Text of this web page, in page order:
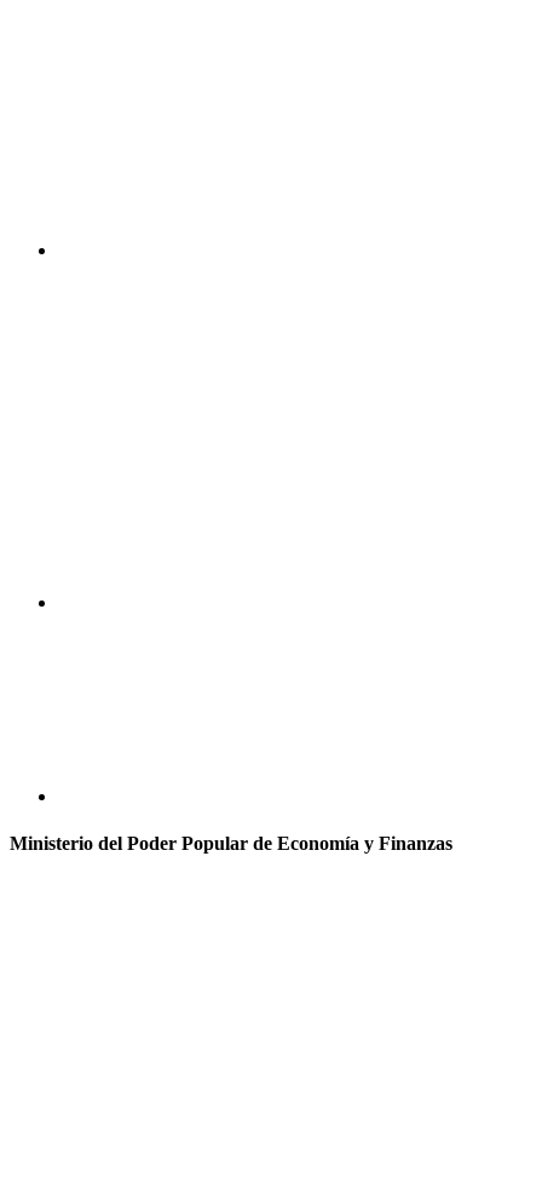
Ministerio del Poder Popular de Economía y Finanzas